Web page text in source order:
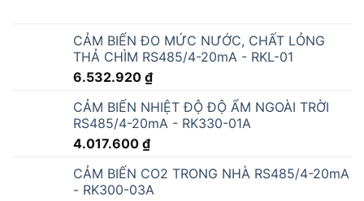
CẢM BIẾN ĐO MỨC NƯỚC, CHẤT LỎNG
THẢ CHÌM RS485/4-20mA - RKL-01
6.532.920 ₫
CẢM BIẾN NHIỆT ĐỘ ĐỘ ẨM NGOÀI TRỜI
RS485/4-20mA - RK330-01A
4.017.600 ₫
CẢM BIẾN CO2 TRONG NHÀ RS485/4-20mA
- RK300-03A